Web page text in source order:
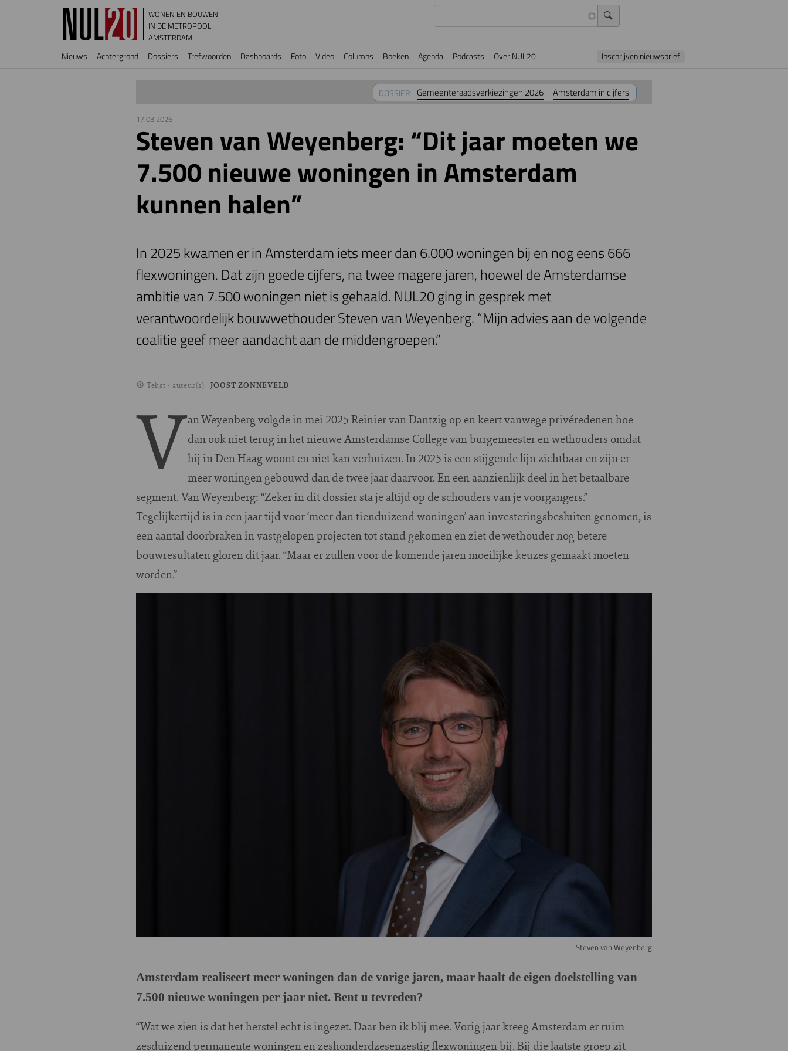
Overslaan en naar de inhoud gaan
WONEN EN BOUWEN
IN DE METROPOOL
AMSTERDAM
Hoofdnavigatie
Nieuws Achtergrond Dossiers Trefwoorden Dashboards Foto Video Columns Boeken Agenda Podcasts Over NUL20 Inschrijven nieuwsbrief
DOSSIER Gemeenteraadsverkiezingen 2026 Amsterdam in cijfers
17.03.2026
Steven van Weyenberg: “Dit jaar moeten we
7.500 nieuwe woningen in Amsterdam
kunnen halen”
In 2025 kwamen er in Amsterdam iets meer dan 6.000 woningen bij en nog eens 666
flexwoningen. Dat zijn goede cijfers, na twee magere jaren, hoewel de Amsterdamse
ambitie van 7.500 woningen niet is gehaald. NUL20 ging in gesprek met
verantwoordelijk bouwwethouder Steven van Weyenberg. “Mijn advies aan de volgende
coalitie geef meer aandacht aan de middengroepen.”
Tekst - auteur(s) JOOST ZONNEVELD
Van Weyenberg volgde in mei 2025 Reinier van Dantzig op en keert vanwege privéredenen hoe
dan ook niet terug in het nieuwe Amsterdamse College van burgemeester en wethouders omdat
hij in Den Haag woont en niet kan verhuizen. In 2025 is een stijgende lijn zichtbaar en zijn er
meer woningen gebouwd dan de twee jaar daarvoor. En een aanzienlijk deel in het betaalbare
segment. Van Weyenberg: “Zeker in dit dossier sta je altijd op de schouders van je voorgangers.”
Tegelijkertijd is in een jaar tijd voor ‘meer dan tienduizend woningen’ aan investeringsbesluiten genomen, is
een aantal doorbraken in vastgelopen projecten tot stand gekomen en ziet de wethouder nog betere
bouwresultaten gloren dit jaar. “Maar er zullen voor de komende jaren moeilijke keuzes gemaakt moeten
worden.”
Steven van Weyenberg
Amsterdam realiseert meer woningen dan de vorige jaren, maar haalt de eigen doelstelling van
7.500 nieuwe woningen per jaar niet. Bent u tevreden?
“Wat we zien is dat het herstel echt is ingezet. Daar ben ik blij mee. Vorig jaar kreeg Amsterdam er ruim
zesduizend permanente woningen en zeshonderdzesenzestig flexwoningen bij. Bij die laatste groep zit